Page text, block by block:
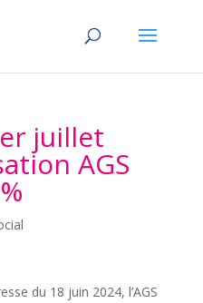
juillet
AGS
du 18 juin 2024, l’AGS